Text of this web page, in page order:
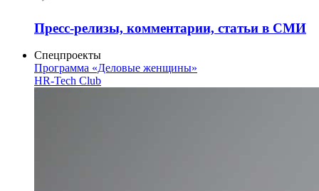
Пресс-релизы, комментарии, статьи в СМИ
Спецпроекты
Программа «Деловые женщины»
HR-Tech Club